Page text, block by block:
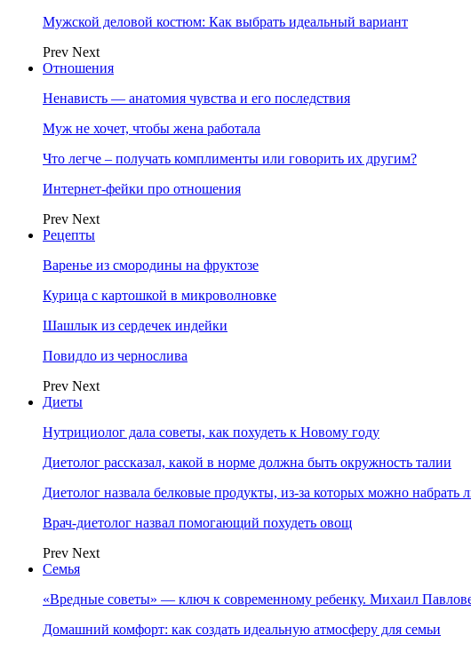
Мужской деловой костюм: Как выбрать идеальный вариант
Prev Next
Отношения
Ненависть — анатомия чувства и его последствия
Муж не хочет, чтобы жена работала
Что легче – получать комплименты или говорить их другим?
Интернет-фейки про отношения
Prev Next
Рецепты
Варенье из смородины на фруктозе
Курица с картошкой в микроволновке
Шашлык из сердечек индейки
Повидло из чернослива
Prev Next
Диеты
Нутрициолог дала советы, как похудеть к Новому году
Диетолог рассказал, какой в норме должна быть окружность талии
Диетолог назвала белковые продукты, из-за которых можно набрать
Врач-диетолог назвал помогающий похудеть овощ
Prev Next
Семья
«Вредные советы» — ключ к современному ребенку. Михаил
Домашний комфорт: как создать идеальную атмосферу для семьи